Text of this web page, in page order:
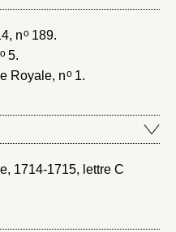
, no189.
o5.
Royale, no1.
1714-1715, lettre C